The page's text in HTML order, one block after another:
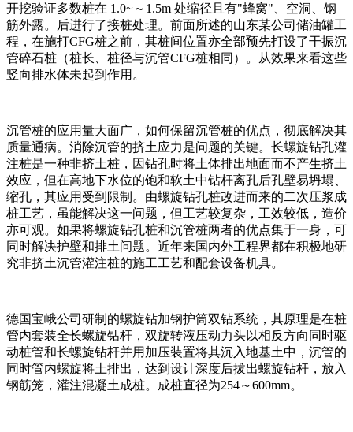
开挖验证多数桩在 1.0~～1.5m 处缩径且有"蜂窝"、空洞、钢
筋外露。后进行了接桩处理。前面所述的山东某公司储油罐工
程，在施打CFG桩之前，其桩间位置亦全部预先打设了干振沉
管碎石桩（桩长、桩径与沉管CFG桩相同）。从效果来看这些
竖向排水体未起到作用。
沉管桩的应用量大面广，如何保留沉管桩的优点，彻底解决其
质量通病。消除沉管的挤土应力是问题的关键。长螺旋钻孔灌
注桩是一种非挤土桩，因钻孔时将土体排出地面而不产生挤土
效应，但在高地下水位的饱和软土中钻杆离孔后孔壁易坍塌、
缩孔，其应用受到限制。由螺旋钻孔桩改进而来的二次压浆成
桩工艺，虽能解决这一问题，但工艺较复杂，工效较低，造价
亦可观。如果将螺旋钻孔桩和沉管桩两者的优点集于一身，可
同时解决护壁和排土问题。近年来国内外工程界都在积极地研
究非挤土沉管灌注桩的施工工艺和配套设备机具。
德国宝峨公司研制的螺旋钻加钢护筒双钻系统，其原理是在桩
管内套装全长螺旋钻杆，双旋转液压动力头以相反方向同时驱
动桩管和长螺旋钻杆并用加压装置将其沉入地基土中，沉管的
同时管内螺旋将土排出，达到设计深度后拔出螺旋钻杆，放入
钢筋笼，灌注混凝土成桩。成桩直径为254～600mm。